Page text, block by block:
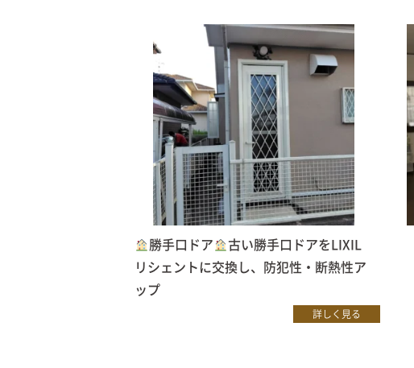
勝手口ドア
古い勝手口ドアをLIXIL
リシェントに交換し、防犯性・断熱性ア
ップ
詳しく見る